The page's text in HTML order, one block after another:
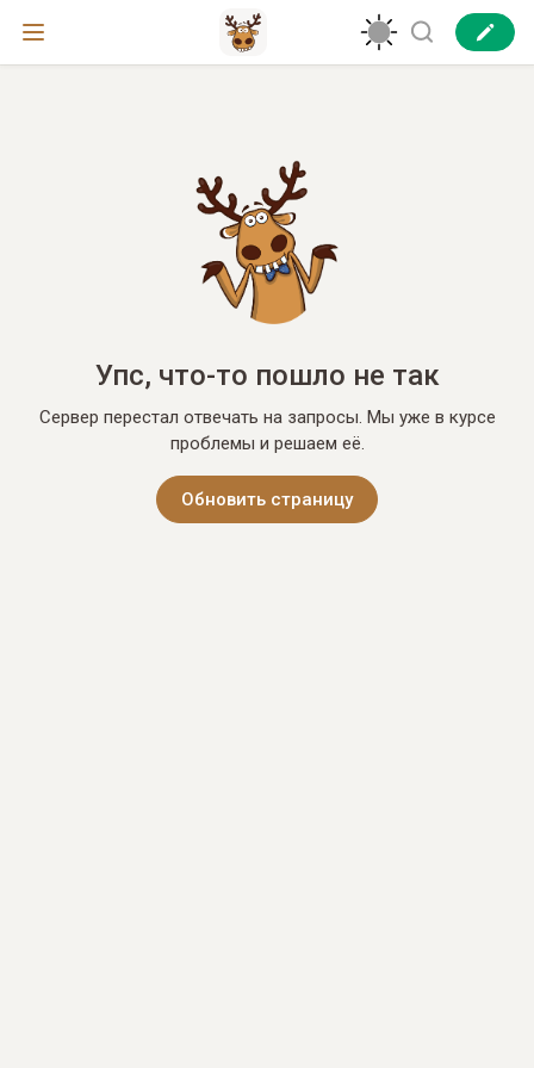
Упс, что-то пошло не так
Сервер перестал отвечать на запросы. Мы уже в курсе
проблемы и решаем её.
Обновить страницу